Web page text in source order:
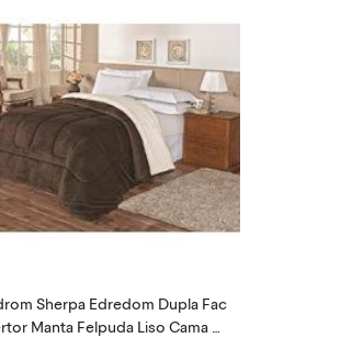
Sherpa Edredom Dupla Fac
Manta Felpuda Liso Cama C